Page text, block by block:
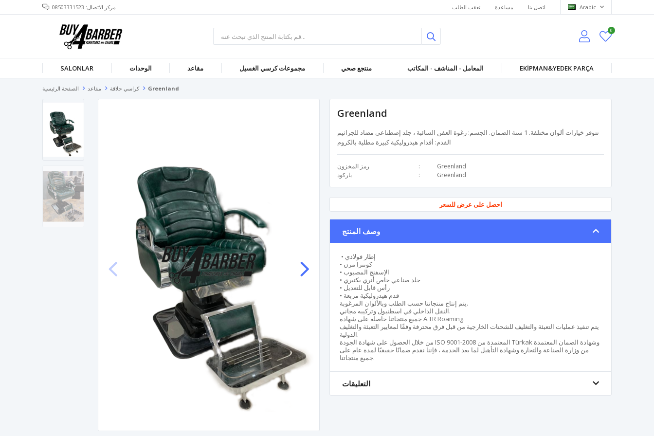
مركز الاتصال: 08503331523 تعقب الطلب مساعدة اتصل بنا Arabic
0
SALONLAR الوحدات مقاعد مجموعات كرسي الغسيل منتجع صحي المعامل - المناشف - المكاتب EKİPMAN&YEDEK PARÇA
الصفحة الرئيسية مقاعد كراسي حلاقة Greenland
Greenland
تتوفر خيارات ألوان مختلفة. 1 سنة الضمان. الجسم: رغوة العفن السائبة ، جلد إصطناعي مضاد للجراثيم
القدم: أقدام هيدروليكية كبيرة مطلية بالكروم
رمز المخزون
Greenland
باركود
Greenland
احصل على عرض للسعر
وصف المنتج
• إطار فولاذي
• كونترا مرن
• الإسفنج المصبوب
• جلد صناعي خاص أنري بكتيري
• رأس قابل للتعديل
• قدم هيدروليكية مربعة
يتم إنتاج منتجاتنا حسب الطلب وبالألوان المرغوبة.
النقل الداخلي في اسطنبول وتركيبه مجاني.
جميع منتجاتنا حاصلة على شهادة A.TR Roaming.
يتم تنفيذ عمليات التعبئة والتغليف للشحنات الخارجية من قبل فرق محترفة وفقًا لمعايير التعبئة والتغليف
الدولية.
من خلال الحصول على شهادة الجودة ISO 9001-2008 المعتمدة من Türkak وشهادة الضمان المعتمدة
من وزارة الصناعة والتجارة وشهادة التأهيل لما بعد الخدمة ، فإننا نقدم ضمانًا حقيقيًا لمدة عام على
جميع منتجاتنا.
التعليقات